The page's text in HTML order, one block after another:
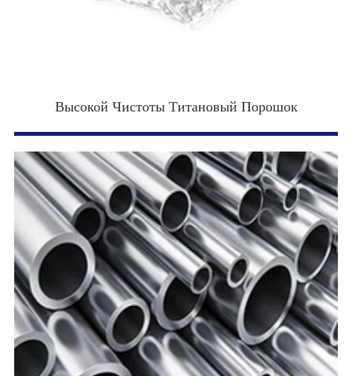
Высокой Чистоты Титановый Порошок